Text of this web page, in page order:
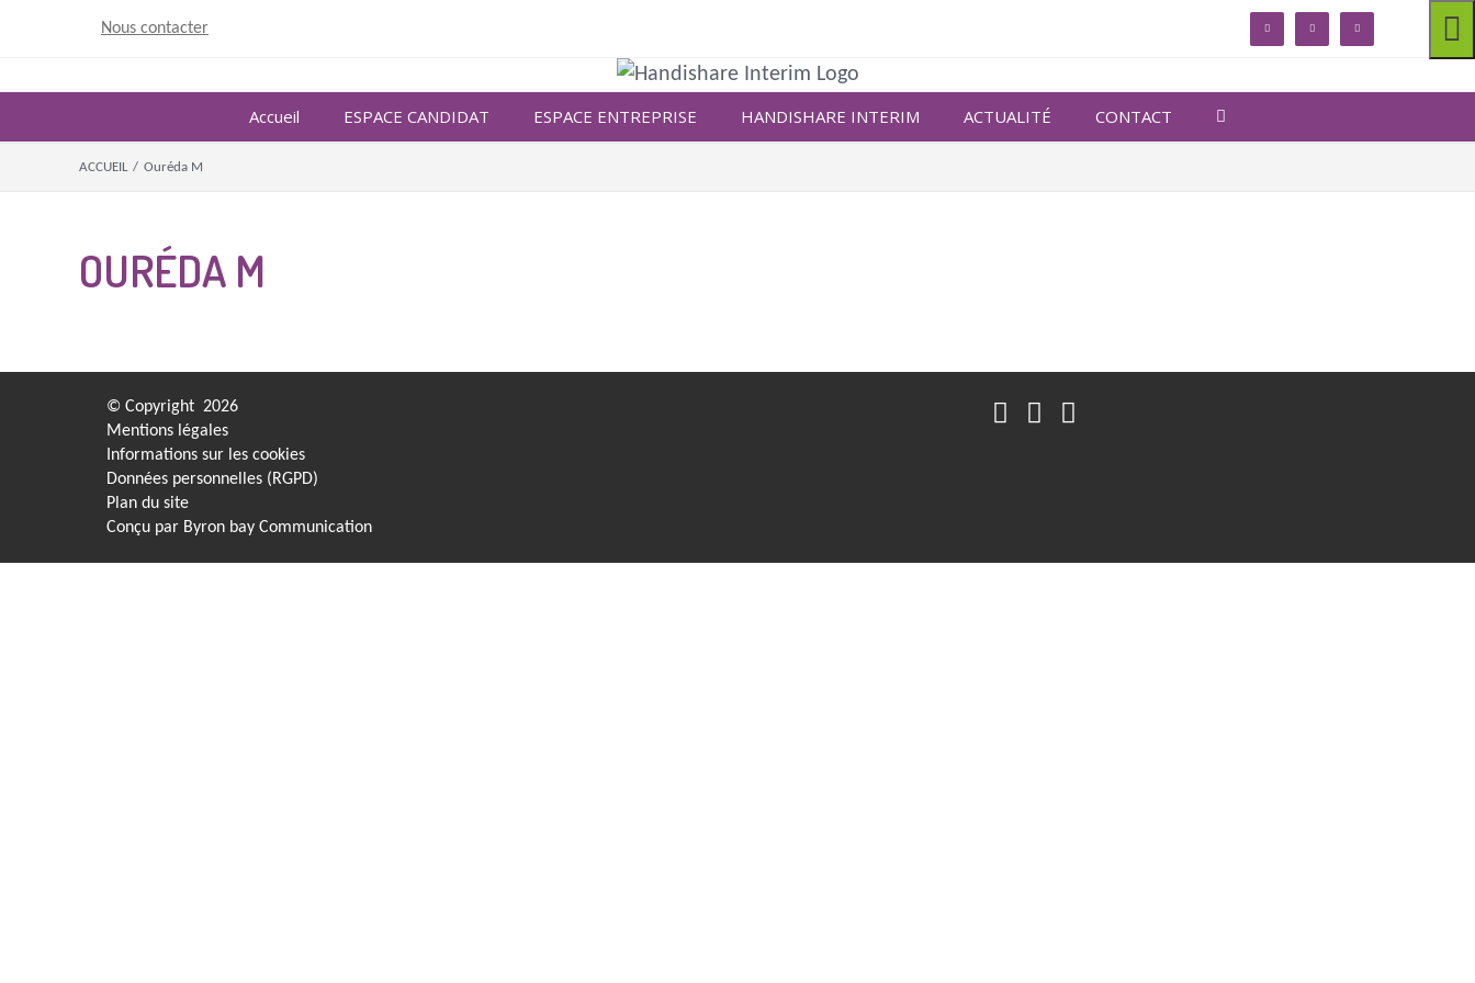
Nous contacter linkedin facebook twitter
Accueil ESPACE CANDIDAT ESPACE ENTREPRISE HANDISHARE INTERIM ACTUALITÉ CONTACT
ACCUEIL / Ouréda M
OURÉDA M
© Copyright 2026
Mentions légales
Informations sur les cookies
Données personnelles (RGPD)
Plan du site
Conçu par Byron bay Communication